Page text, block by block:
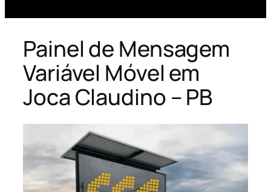
Painel de Mensagem
Variável Móvel em
Joca Claudino – PB